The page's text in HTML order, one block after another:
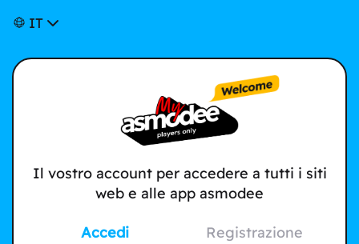
IT
Il vostro account per accedere a tutti i siti
web e alle app asmodee
Accedi Registrazione